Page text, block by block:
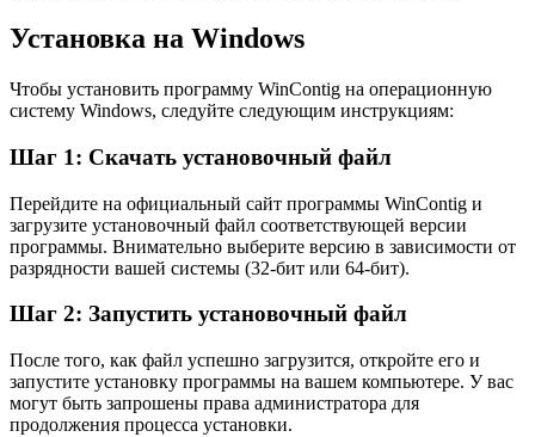
Установка на Windows
Чтобы установить программу WinContig на операционную
систему Windows, следуйте следующим инструкциям:
Шаг 1: Скачать установочный файл
Перейдите на официальный сайт программы WinContig и
загрузите установочный файл соответствующей версии
программы. Внимательно выберите версию в зависимости от
разрядности вашей системы (32-бит или 64-бит).
Шаг 2: Запустить установочный файл
После того, как файл успешно загрузится, откройте его и
запустите установку программы на вашем компьютере. У вас
могут быть запрошены права администратора для
продолжения процесса установки.